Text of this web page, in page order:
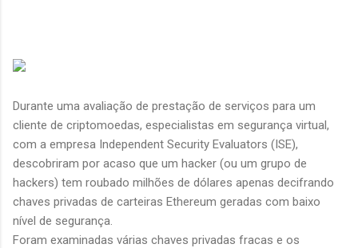
Durante uma avaliação de prestação de serviços para um
cliente de criptomoedas, especialistas em segurança virtual,
com a empresa Independent Security Evaluators (ISE),
descobriram por acaso que um hacker (ou um grupo de
hackers) tem roubado milhões de dólares apenas decifrando
chaves privadas de carteiras Ethereum geradas com baixo
nível de segurança.
Foram examinadas várias chaves privadas fracas e os